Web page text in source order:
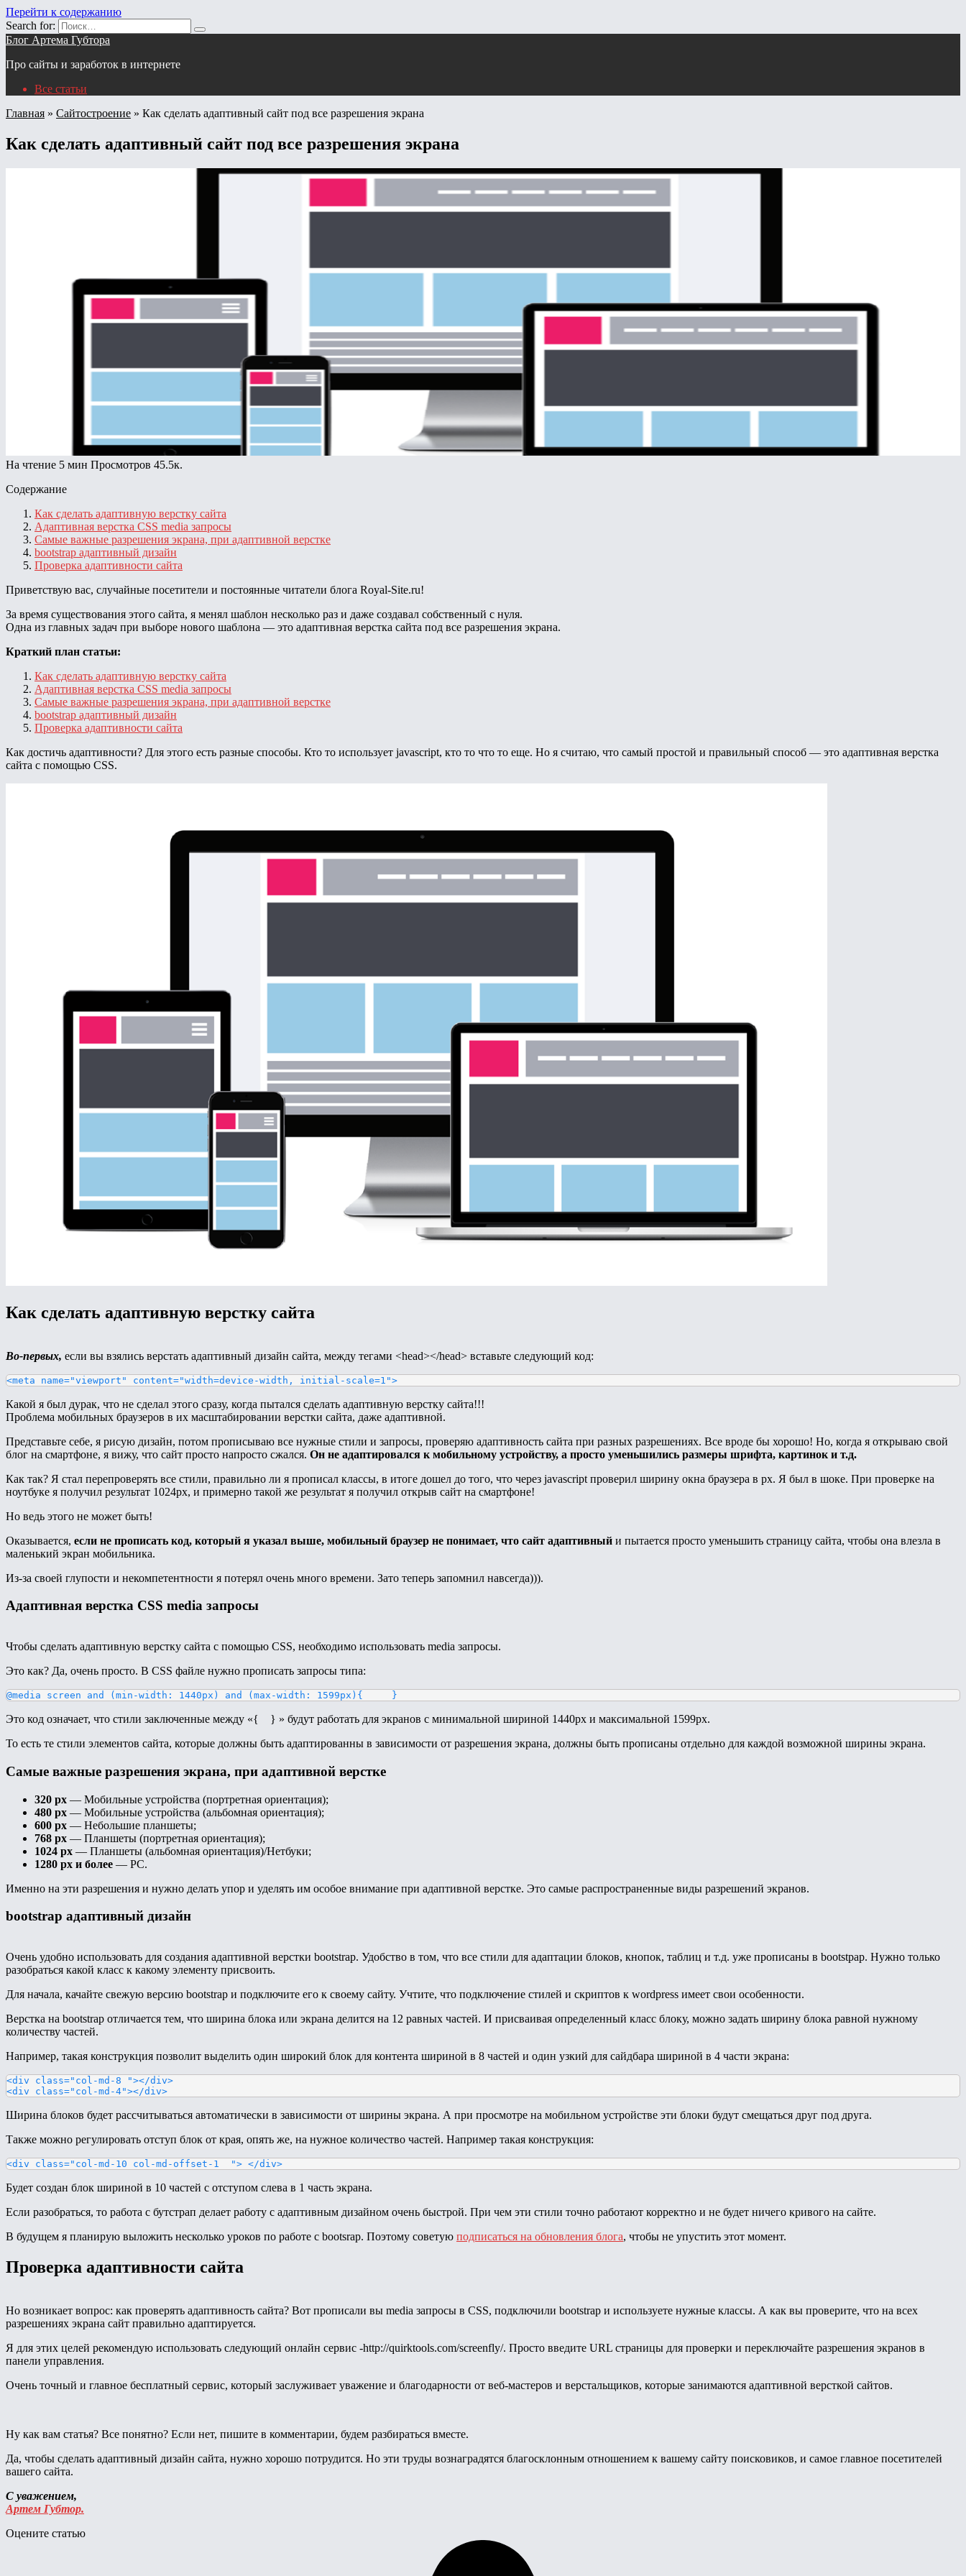
Перейти к содержанию
Search for:
Блог Артема Губтора
Про сайты и заработок в интернете
Все статьи
Главная » Сайтостроение » Как сделать адаптивный сайт под все разрешения экрана
Как сделать адаптивный сайт под все разрешения экрана
На чтение 5 мин Просмотров 45.5к.
Содержание
Как сделать адаптивную верстку сайта
Адаптивная верстка CSS media запросы
Самые важные разрешения экрана, при адаптивной верстке
bootstrap адаптивный дизайн
Проверка адаптивности сайта
Приветствую вас, случайные посетители и постоянные читатели блога Royal-Site.ru!
За время существования этого сайта, я менял шаблон несколько раз и даже создавал собственный с нуля.
Одна из главных задач при выборе нового шаблона — это адаптивная верстка сайта под все разрешения экрана.
Краткий план статьи:
Как сделать адаптивную верстку сайта
Адаптивная верстка CSS media запросы
Самые важные разрешения экрана, при адаптивной верстке
bootstrap адаптивный дизайн
Проверка адаптивности сайта
Как достичь адаптивности? Для этого есть разные способы. Кто то использует javascript, кто то что то еще. Но я считаю, что самый простой и правильный способ — это адаптивная верстка
сайта с помощью CSS.
Как сделать адаптивную верстку сайта
Во-первых, если вы взялись верстать адаптивный дизайн сайта, между тегами <head></head> вставьте следующий код:
<meta name="viewport" content="width=device-width, initial-scale=1">
Какой я был дурак, что не сделал этого сразу, когда пытался сделать адаптивную верстку сайта!!!
Проблема мобильных браузеров в их масштабировании верстки сайта, даже адаптивной.
Представьте себе, я рисую дизайн, потом прописываю все нужные стили и запросы, проверяю адаптивность сайта при разных разрешениях. Все вроде бы хорошо! Но, когда я открываю свой
блог на смартфоне, я вижу, что сайт просто напросто сжался. Он не адаптировался к мобильному устройству, а просто уменьшились размеры шрифта, картинок и т.д.
Как так? Я стал перепроверять все стили, правильно ли я прописал классы, в итоге дошел до того, что через javascript проверил ширину окна браузера в px. Я был в шоке. При проверке на
ноутбуке я получил результат 1024px, и примерно такой же результат я получил открыв сайт на смартфоне!
Но ведь этого не может быть!
Оказывается, если не прописать код, который я указал выше, мобильный браузер не понимает, что сайт адаптивный и пытается просто уменьшить страницу сайта, чтобы она влезла в
маленький экран мобильника.
Из-за своей глупости и некомпетентности я потерял очень много времени. Зато теперь запомнил навсегда))).
Адаптивная верстка CSS media запросы
Чтобы сделать адаптивную верстку сайта с помощью CSS, необходимо использовать media запросы.
Это как? Да, очень просто. В CSS файле нужно прописать запросы типа:
@media screen and (min-width: 1440px) and (max-width: 1599px){     }
Это код означает, что стили заключенные между «{ } » будут работать для экранов с минимальной шириной 1440px и максимальной 1599px.
То есть те стили элементов сайта, которые должны быть адаптированны в зависимости от разрешения экрана, должны быть прописаны отдельно для каждой возможной ширины экрана.
Самые важные разрешения экрана, при адаптивной верстке
320 px — Мобильные устройства (портретная ориентация);
480 px — Мобильные устройства (альбомная ориентация);
600 px — Небольшие планшеты;
768 px — Планшеты (портретная ориентация);
1024 px — Планшеты (альбомная ориентация)/Нетбуки;
1280 px и более — PC.
Именно на эти разрешения и нужно делать упор и уделять им особое внимание при адаптивной верстке. Это самые распространенные виды разрешений экранов.
bootstrap адаптивный дизайн
Очень удобно использовать для создания адаптивной верстки bootstrap. Удобство в том, что все стили для адаптации блоков, кнопок, таблиц и т.д. уже прописаны в bootstpap. Нужно только
разобраться какой класс к какому элементу присвоить.
Для начала, качайте свежую версию bootstrap и подключите его к своему сайту. Учтите, что подключение стилей и скриптов к wordpress имеет свои особенности.
Верстка на bootstrap отличается тем, что ширина блока или экрана делится на 12 равных частей. И присваивая определенный класс блоку, можно задать ширину блока равной нужному
количеству частей.
Например, такая конструкция позволит выделить один широкий блок для контента шириной в 8 частей и один узкий для сайдбара шириной в 4 части экрана:
<div class="col-md-8 "></div>
<div class="col-md-4"></div>
Ширина блоков будет рассчитываться автоматически в зависимости от ширины экрана. А при просмотре на мобильном устройстве эти блоки будут смещаться друг под друга.
Также можно регулировать отступ блок от края, опять же, на нужное количество частей. Например такая конструкция:
<div class="col-md-10 col-md-offset-1  "> </div>
Будет создан блок шириной в 10 частей с отступом слева в 1 часть экрана.
Если разобраться, то работа с бутстрап делает работу с адаптивным дизайном очень быстрой. При чем эти стили точно работают корректно и не будет ничего кривого на сайте.
В будущем я планирую выложить несколько уроков по работе с bootsrap. Поэтому советую подписаться на обновления блога, чтобы не упустить этот момент.
Проверка адаптивности сайта
Но возникает вопрос: как проверять адаптивность сайта? Вот прописали вы media запросы в CSS, подключили bootstrap и используете нужные классы. А как вы проверите, что на всех
разрешениях экрана сайт правильно адаптируется.
Я для этих целей рекомендую использовать следующий онлайн сервис -http://quirktools.com/screenfly/. Просто введите URL страницы для проверки и переключайте разрешения экранов в
панели управления.
Очень точный и главное бесплатный сервис, который заслуживает уважение и благодарности от веб-мастеров и верстальщиков, которые занимаются адаптивной версткой сайтов.
Ну как вам статья? Все понятно? Если нет, пишите в комментарии, будем разбираться вместе.
Да, чтобы сделать адаптивный дизайн сайта, нужно хорошо потрудится. Но эти труды вознаградятся благосклонным отношением к вашему сайту поисковиков, и самое главное посетителей
вашего сайта.
С уважением,
Артем Губтор.
Оцените статью